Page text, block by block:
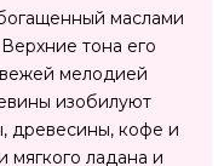
маслами
тона его
мелодией
изобилуют
древесины, кофе и
мягкого ладана и